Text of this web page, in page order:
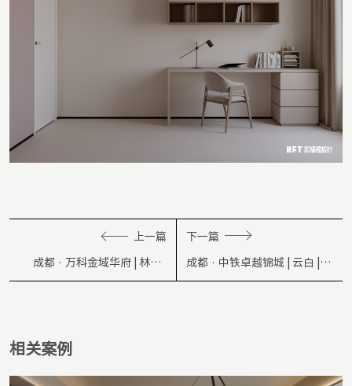
上一篇
成都 · 万科金域华府 | 林舍 |
138㎡
下一篇
成都 · 中铁卓越锦城 | 云白 |
87㎡
相关案例